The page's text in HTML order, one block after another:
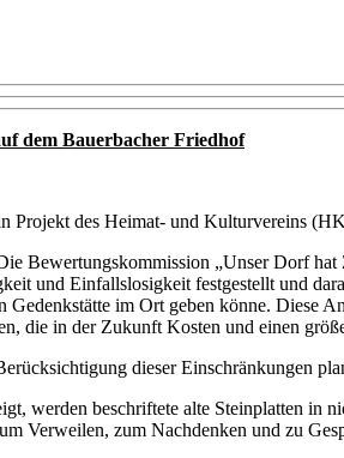
dem Bauerbacher Friedhof
Projekt des Heimat- und Kulturvereins
Bewertungskommission „Unser Dorf hat
und Einfallslosigkeit festgestellt und
Gedenkstätte im Ort geben könne. Diese
die in der Zukunft Kosten und einen
dieser Einschränkungen
werden beschriftete alte Steinplatten in
Verweilen, zum Nachdenken und zu